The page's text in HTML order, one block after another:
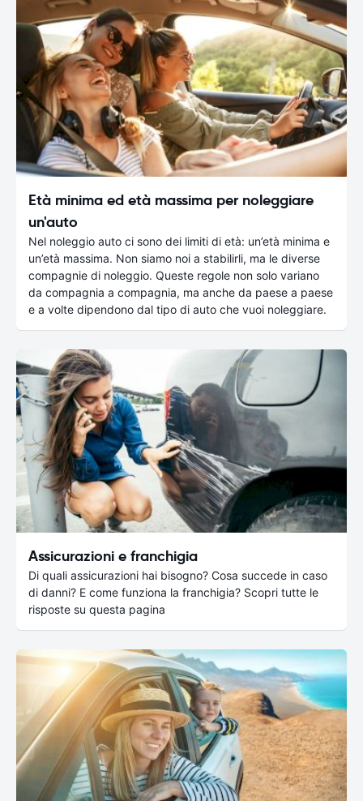
Età minima ed età massima per noleggiare
un'auto
Nel noleggio auto ci sono dei limiti di età: un’età minima e
un’età massima. Non siamo noi a stabilirli, ma le diverse
compagnie di noleggio. Queste regole non solo variano
da compagnia a compagnia, ma anche da paese a paese
e a volte dipendono dal tipo di auto che vuoi noleggiare.
Assicurazioni e franchigia
Di quali assicurazioni hai bisogno? Cosa succede in caso
di danni? E come funziona la franchigia? Scopri tutte le
risposte su questa pagina